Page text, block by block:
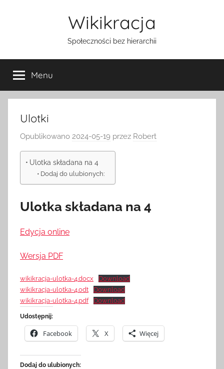
Wikikracja
Społeczności bez hierarchii
Menu
Ulotki
Opublikowano 2024-05-19 przez Robert
Ulotka składana na 4
Dodaj do ulubionych:
Ulotka składana na 4
Edycja online
Wersja PDF
wikikracja-ulotka-4.docx
Download
wikikracja-ulotka-4.odt
Download
wikikracja-ulotka-4.pdf
Download
Udostępnij:
Facebook X Więcej
Dodaj do ulubionych: